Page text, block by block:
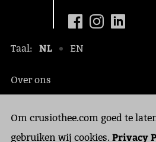
Om crusiothee.com goed te
gebruiken wij cookies. Privacy
Taal: NL EN
Over ons
Contact
Privacy Policy